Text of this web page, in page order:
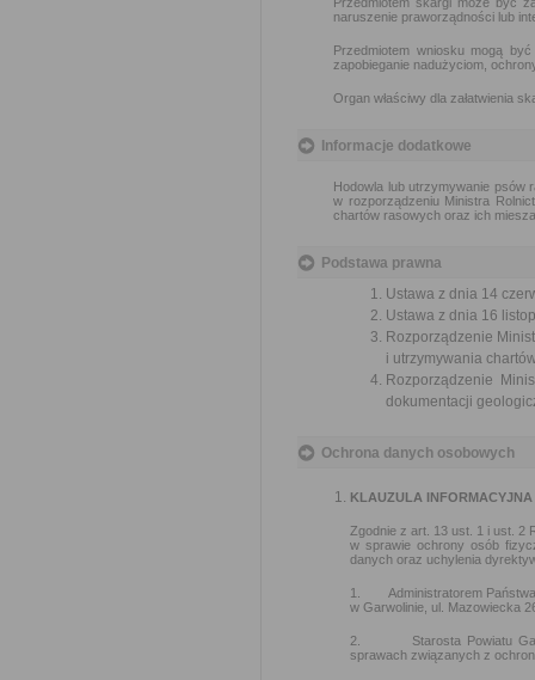
naruszenie praworządności lub
Przedmiotem wniosku mogą
zapobieganie nadużyciom,
Organ właściwy dla załatwienia
Informacje dodatkowe
Hodowla lub utrzymywanie psów
w rozporządzeniu Ministra
chartów rasowych oraz ich
Podstawa prawna
Ustawa z dnia 14
Ustawa z dnia 16
Rozporządzenie
i utrzymywania
Rozporządzenie
dokumentacji
Ochrona danych osobowych
KLAUZULA INFORMACYJNA
Zgodnie z art. 13 ust. 1 i ust. 2
w sprawie ochrony osób
danych oraz uchylenia
1. Administratorem Państwa
w Garwolinie, ul. Mazowiecka
2. Starosta Powiatu
sprawach związanych z